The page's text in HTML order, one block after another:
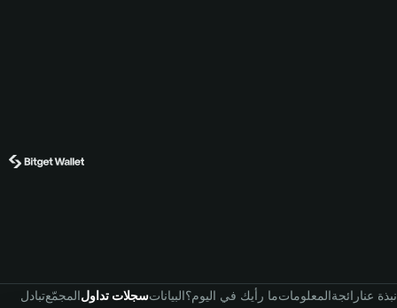
تبادلالمجمّعسجلات تداولالبياناتما رأيك في اليوم؟المعلوماترائجةنبذة عنا